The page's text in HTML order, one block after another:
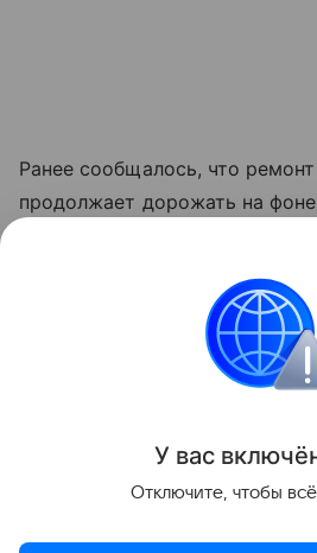
Ранее сообщалось, что
продолжает дорожать на
оказался ниже прогнозов.
Ремонт и обустройство
У вас включ
Отключите, чтобы